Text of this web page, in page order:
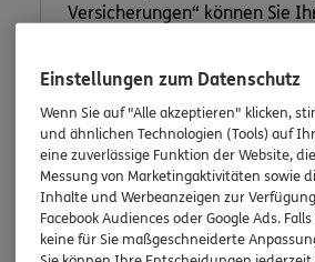
Versicherungen“ können Sie
Jetzt informieren
Einstellungen zum Datenschutz
Wenn Sie auf "Alle akzeptieren" klicken,
und ähnlichen Technologien (Tools) auf
eine zuverlässige Funktion der Website,
Messung von Marketingaktivitäten sowie
Inhalte und Werbeanzeigen zur
Facebook Audiences oder Google Ads.
keine für Sie maßgeschneiderte